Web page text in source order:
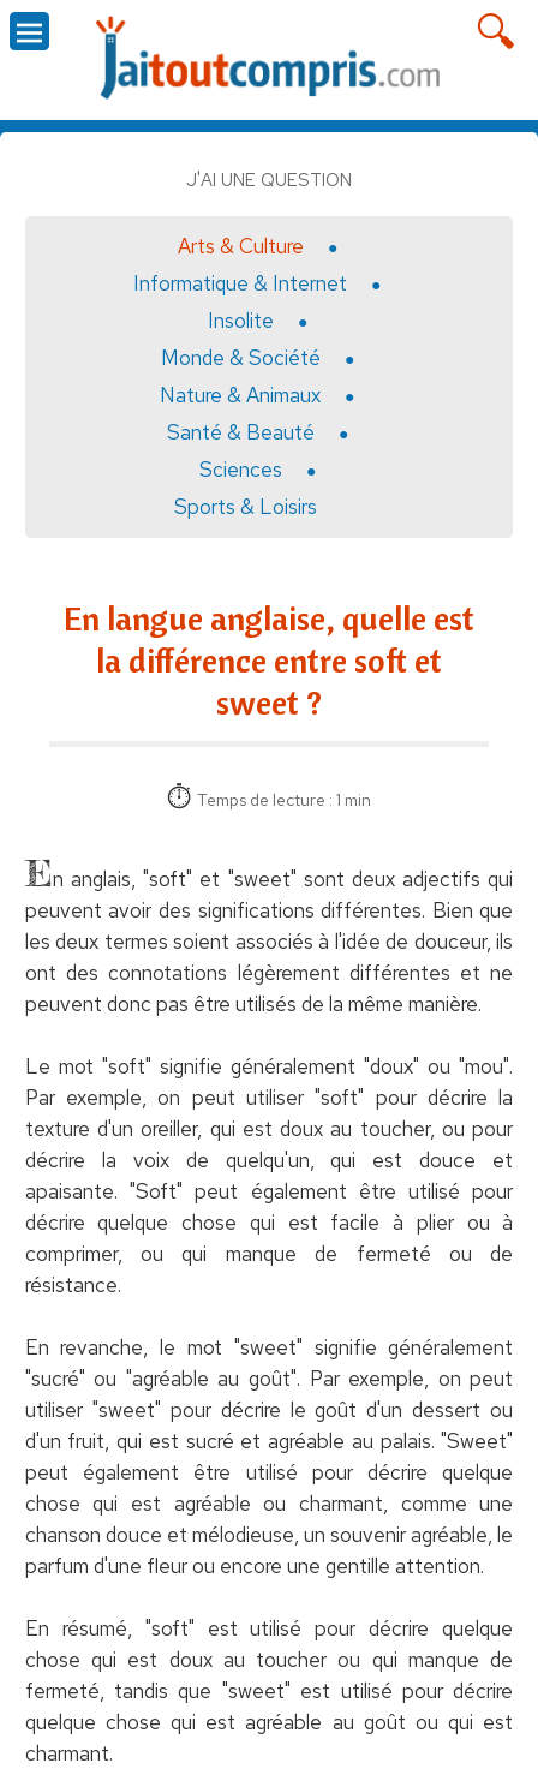
J'AI UNE QUESTION
Arts & Culture
Informatique & Internet
Insolite
Monde & Société
Nature & Animaux
Santé & Beauté
Sciences
Sports & Loisirs
En langue anglaise, quelle est
la différence entre soft et
sweet ?
Temps de lecture : 1 min
En anglais, "soft" et "sweet" sont deux adjectifs qui
peuvent avoir des significations différentes. Bien que
les deux termes soient associés à l'idée de douceur, ils
ont des connotations légèrement différentes et ne
peuvent donc pas être utilisés de la même manière.
Le mot "soft" signifie généralement "doux" ou "mou".
Par exemple, on peut utiliser "soft" pour décrire la
texture d'un oreiller, qui est doux au toucher, ou pour
décrire la voix de quelqu'un, qui est douce et
apaisante. "Soft" peut également être utilisé pour
décrire quelque chose qui est facile à plier ou à
comprimer, ou qui manque de fermeté ou de
résistance.
En revanche, le mot "sweet" signifie généralement
"sucré" ou "agréable au goût". Par exemple, on peut
utiliser "sweet" pour décrire le goût d'un dessert ou
d'un fruit, qui est sucré et agréable au palais. "Sweet"
peut également être utilisé pour décrire quelque
chose qui est agréable ou charmant, comme une
chanson douce et mélodieuse, un souvenir agréable, le
parfum d'une fleur ou encore une gentille attention.
En résumé, "soft" est utilisé pour décrire quelque
chose qui est doux au toucher ou qui manque de
fermeté, tandis que "sweet" est utilisé pour décrire
quelque chose qui est agréable au goût ou qui est
charmant.